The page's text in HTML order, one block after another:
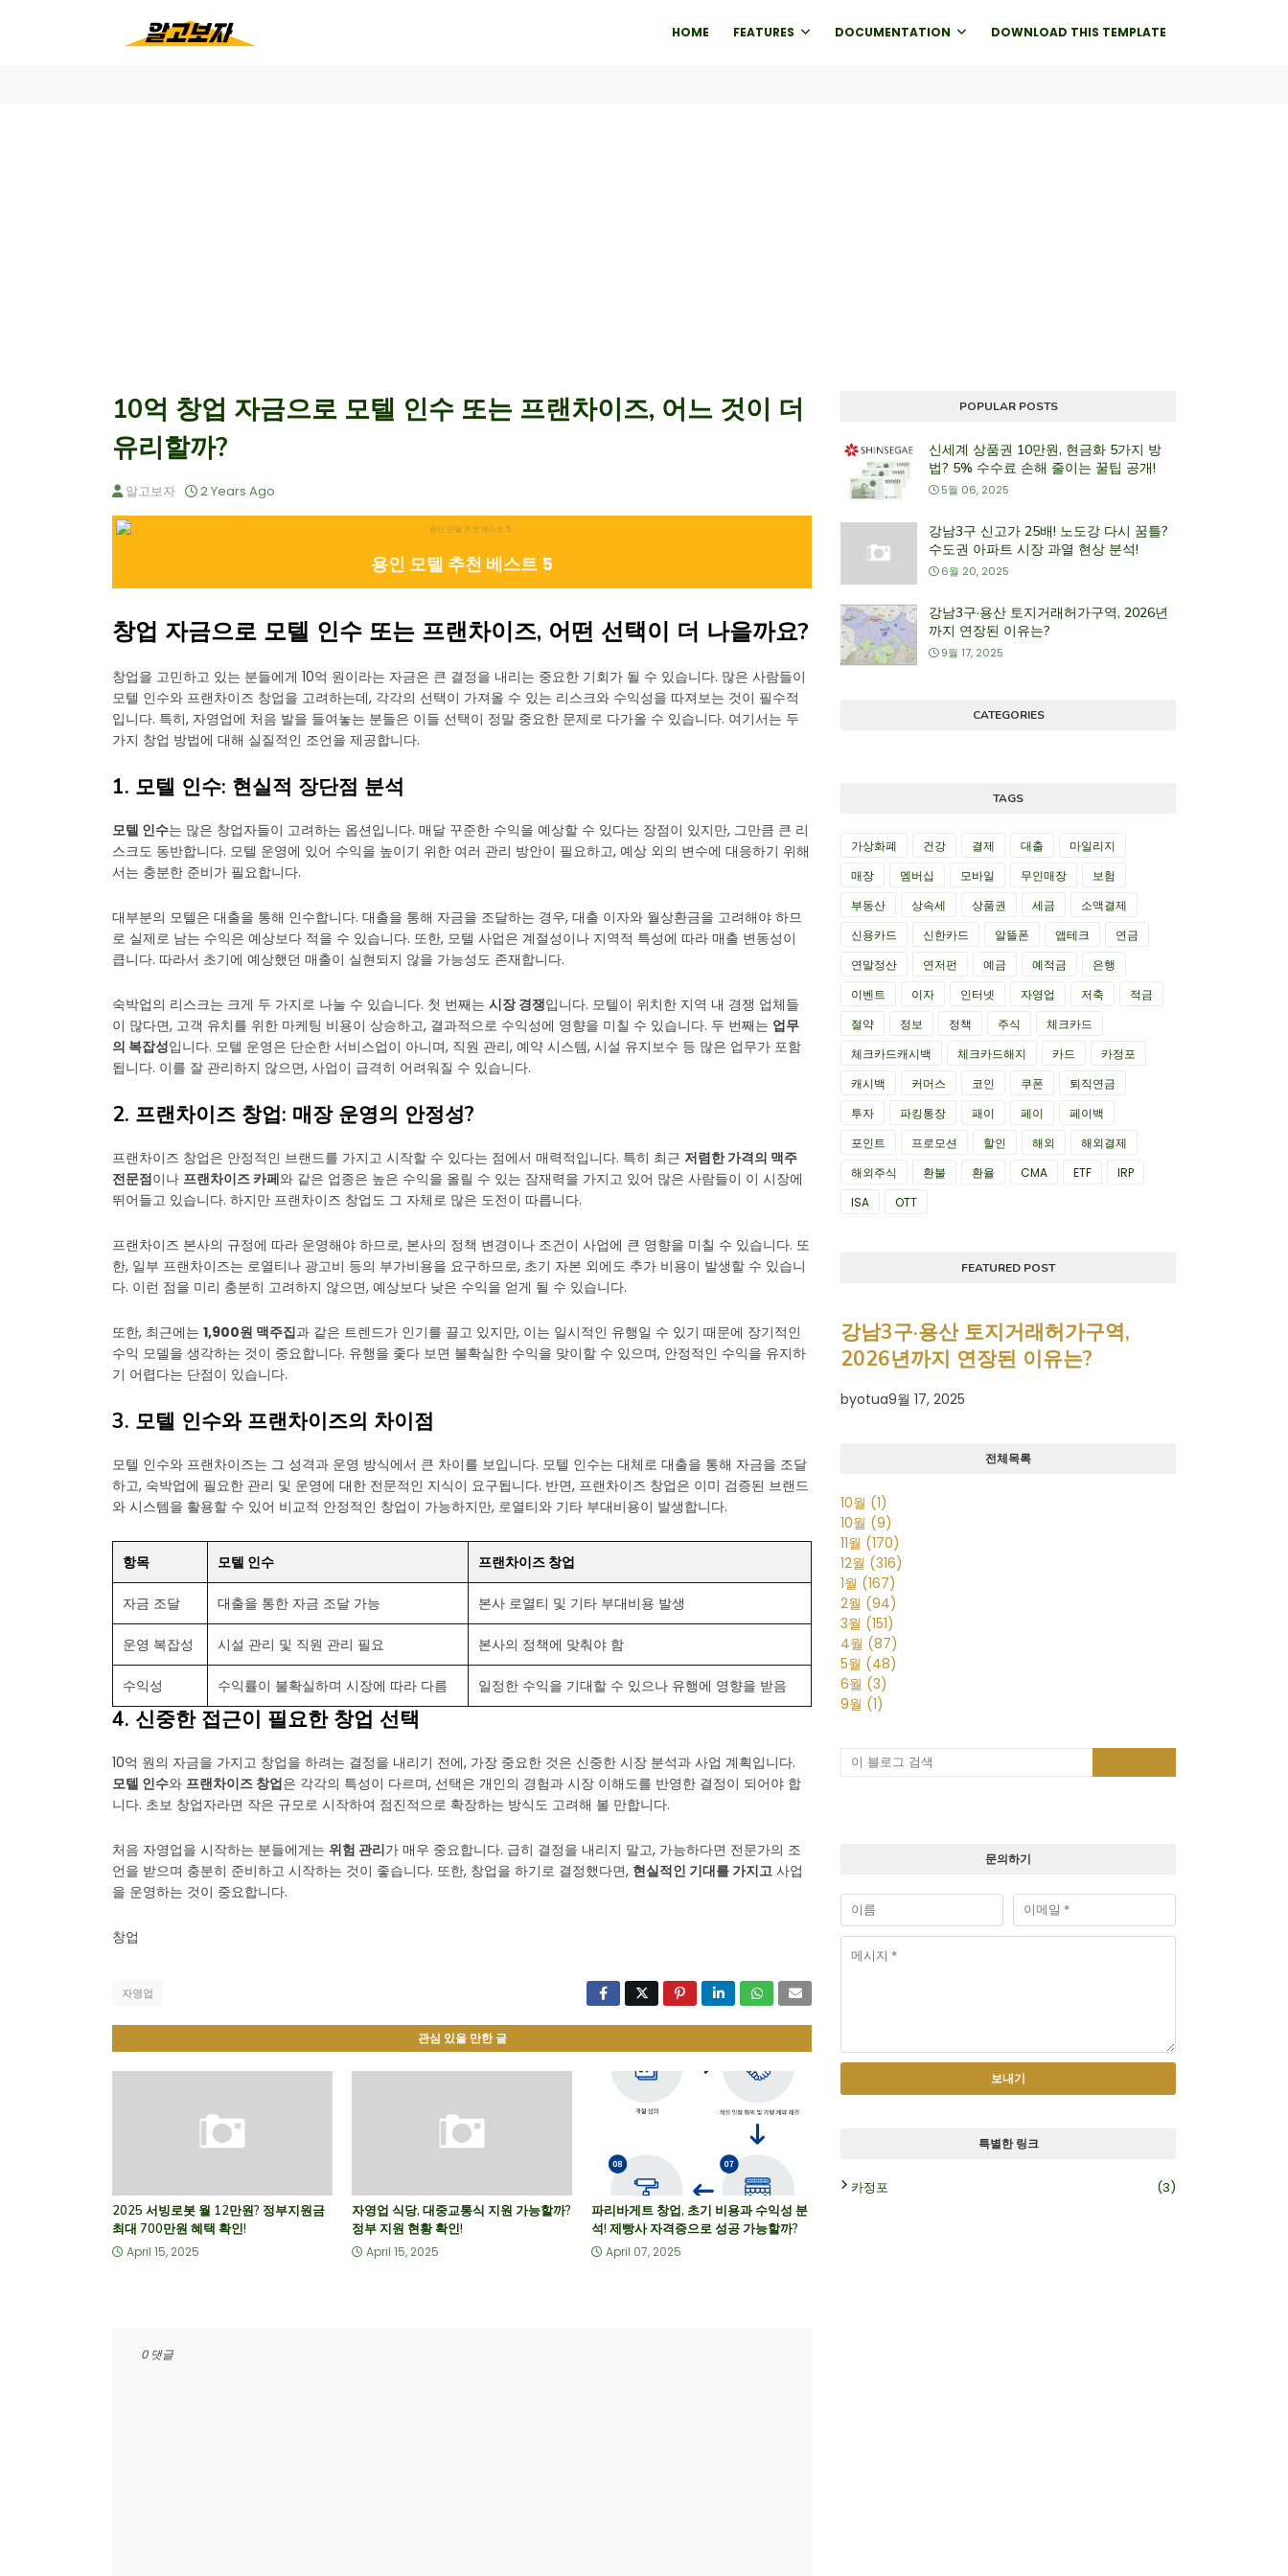
HOME FEATURES DOCUMENTATION DOWNLOAD THIS TEMPLATE
10억 창업 자금으로 모텔 인수 또는 프랜차이즈, 어느 것이 더
유리할까?
알고보자 2 Years Ago
용인 모텔 추천 베스트 5
창업 자금으로 모텔 인수 또는 프랜차이즈, 어떤 선택이 더 나을까요?
창업을 고민하고 있는 분들에게 10억 원이라는 자금은 큰 결정을 내리는 중요한 기회가 될 수 있습니다. 많은 사람들이
모텔 인수와 프랜차이즈 창업을 고려하는데, 각각의 선택이 가져올 수 있는 리스크와 수익성을 따져보는 것이 필수적
입니다. 특히, 자영업에 처음 발을 들여놓는 분들은 이들 선택이 정말 중요한 문제로 다가올 수 있습니다. 여기서는 두
가지 창업 방법에 대해 실질적인 조언을 제공합니다.
1. 모텔 인수: 현실적 장단점 분석
모텔 인수는 많은 창업자들이 고려하는 옵션입니다. 매달 꾸준한 수익을 예상할 수 있다는 장점이 있지만, 그만큼 큰 리
스크도 동반합니다. 모텔 운영에 있어 수익을 높이기 위한 여러 관리 방안이 필요하고, 예상 외의 변수에 대응하기 위해
서는 충분한 준비가 필요합니다.
대부분의 모텔은 대출을 통해 인수합니다. 대출을 통해 자금을 조달하는 경우, 대출 이자와 월상환금을 고려해야 하므
로 실제로 남는 수익은 예상보다 적을 수 있습니다. 또한, 모텔 사업은 계절성이나 지역적 특성에 따라 매출 변동성이
큽니다. 따라서 초기에 예상했던 매출이 실현되지 않을 가능성도 존재합니다.
숙박업의 리스크는 크게 두 가지로 나눌 수 있습니다. 첫 번째는 시장 경쟁입니다. 모텔이 위치한 지역 내 경쟁 업체들
이 많다면, 고객 유치를 위한 마케팅 비용이 상승하고, 결과적으로 수익성에 영향을 미칠 수 있습니다. 두 번째는 업무
의 복잡성입니다. 모텔 운영은 단순한 서비스업이 아니며, 직원 관리, 예약 시스템, 시설 유지보수 등 많은 업무가 포함
됩니다. 이를 잘 관리하지 않으면, 사업이 급격히 어려워질 수 있습니다.
2. 프랜차이즈 창업: 매장 운영의 안정성?
프랜차이즈 창업은 안정적인 브랜드를 가지고 시작할 수 있다는 점에서 매력적입니다. 특히 최근 저렴한 가격의 맥주
전문점이나 프랜차이즈 카페와 같은 업종은 높은 수익을 올릴 수 있는 잠재력을 가지고 있어 많은 사람들이 이 시장에
뛰어들고 있습니다. 하지만 프랜차이즈 창업도 그 자체로 많은 도전이 따릅니다.
프랜차이즈 본사의 규정에 따라 운영해야 하므로, 본사의 정책 변경이나 조건이 사업에 큰 영향을 미칠 수 있습니다. 또
한, 일부 프랜차이즈는 로열티나 광고비 등의 부가비용을 요구하므로, 초기 자본 외에도 추가 비용이 발생할 수 있습니
다. 이런 점을 미리 충분히 고려하지 않으면, 예상보다 낮은 수익을 얻게 될 수 있습니다.
또한, 최근에는 1,900원 맥주집과 같은 트렌드가 인기를 끌고 있지만, 이는 일시적인 유행일 수 있기 때문에 장기적인
수익 모델을 생각하는 것이 중요합니다. 유행을 좇다 보면 불확실한 수익을 맞이할 수 있으며, 안정적인 수익을 유지하
기 어렵다는 단점이 있습니다.
3. 모텔 인수와 프랜차이즈의 차이점
모텔 인수와 프랜차이즈는 그 성격과 운영 방식에서 큰 차이를 보입니다. 모텔 인수는 대체로 대출을 통해 자금을 조달
하고, 숙박업에 필요한 관리 및 운영에 대한 전문적인 지식이 요구됩니다. 반면, 프랜차이즈 창업은 이미 검증된 브랜드
와 시스템을 활용할 수 있어 비교적 안정적인 창업이 가능하지만, 로열티와 기타 부대비용이 발생합니다.
항목 모텔 인수 프랜차이즈 창업
자금 조달 대출을 통한 자금 조달 가능 본사 로열티 및 기타 부대비용 발생
운영 복잡성 시설 관리 및 직원 관리 필요 본사의 정책에 맞춰야 함
수익성 수익률이 불확실하며 시장에 따라 다름 일정한 수익을 기대할 수 있으나 유행에 영향을 받음
4. 신중한 접근이 필요한 창업 선택
10억 원의 자금을 가지고 창업을 하려는 결정을 내리기 전에, 가장 중요한 것은 신중한 시장 분석과 사업 계획입니다.
모텔 인수와 프랜차이즈 창업은 각각의 특성이 다르며, 선택은 개인의 경험과 시장 이해도를 반영한 결정이 되어야 합
니다. 초보 창업자라면 작은 규모로 시작하여 점진적으로 확장하는 방식도 고려해 볼 만합니다.
처음 자영업을 시작하는 분들에게는 위험 관리가 매우 중요합니다. 급히 결정을 내리지 말고, 가능하다면 전문가의 조
언을 받으며 충분히 준비하고 시작하는 것이 좋습니다. 또한, 창업을 하기로 결정했다면, 현실적인 기대를 가지고 사업
을 운영하는 것이 중요합니다.
창업
자영업
관심 있을 만한 글
2025 서빙로봇 월 12만원? 정부지원금
최대 700만원 혜택 확인!
April 15, 2025
자영업 식당, 대중교통식 지원 가능할까?
정부 지원 현황 확인!
April 15, 2025
파리바게트 창업, 초기 비용과 수익성 분
석! 제빵사 자격증으로 성공 가능할까?
April 07, 2025
0 댓글
POPULAR POSTS
신세계 상품권 10만원, 현금화 5가지 방
법? 5% 수수료 손해 줄이는 꿀팁 공개!
5월 06, 2025
강남3구 신고가 25배! 노도강 다시 꿈틀?
수도권 아파트 시장 과열 현상 분석!
6월 20, 2025
강남3구·용산 토지거래허가구역, 2026년
까지 연장된 이유는?
9월 17, 2025
CATEGORIES
TAGS
가상화폐 건강 결제 대출
마일리지
매장
멤버십 모바일 무인매장
보험
부동산
상속세 상품권 세금
소액결제
신용카드
신한카드 알뜰폰 앱테크
연금
연말정산
연저펀 예금 예적금
은행
이벤트
이자 인터넷 자영업 저축
적금
절약
정보 정책 주식
체크카드
체크카드캐시백
체크카드해지 카드
카정포
캐시백
커머스 코인 쿠폰
퇴직연금
투자
파킹통장 패이 페이
페이백
포인트
프로모션 할인 해외
해외결제
해외주식
환불 환율 CMA ETF
IRP
ISA
OTT
FEATURED POST
강남3구·용산 토지거래허가구역,
2026년까지 연장된 이유는?
byotua9월 17, 2025
전체목록
10월 (1)
10월 (9)
11월 (170)
12월 (316)
1월 (167)
2월 (94)
3월 (151)
4월 (87)
5월 (48)
6월 (3)
9월 (1)
문의하기
특별한 링크
카정포 (3)